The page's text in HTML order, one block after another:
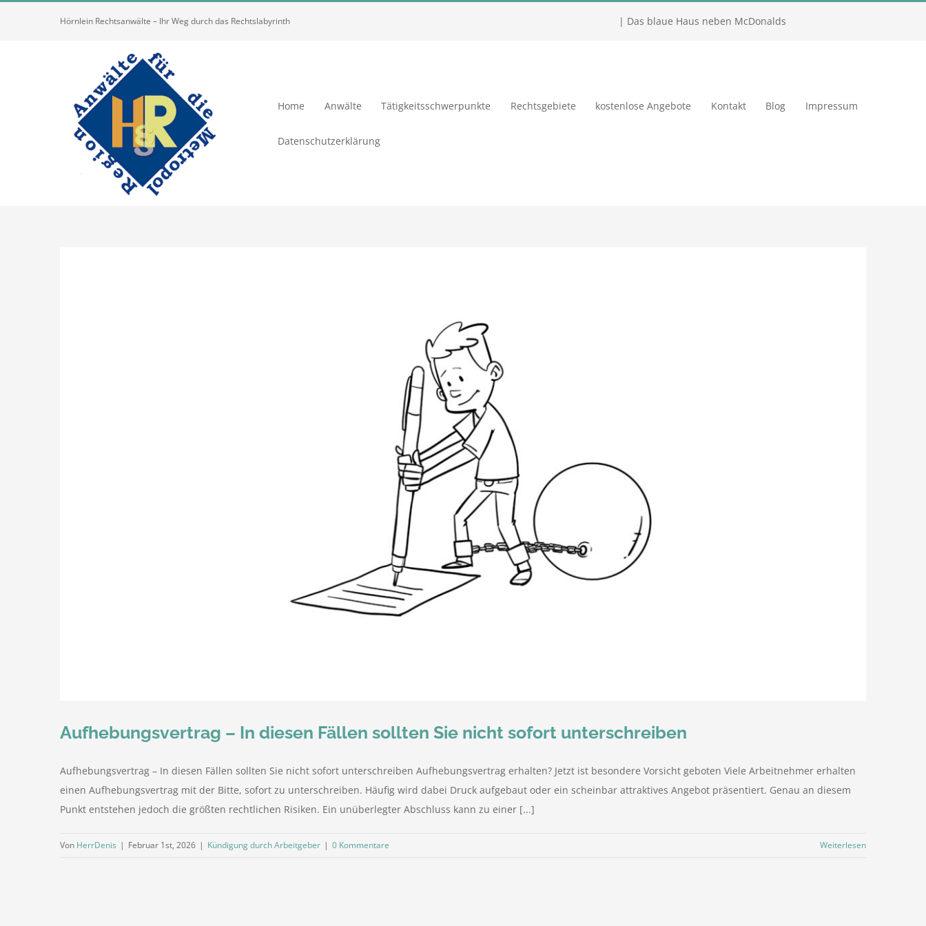
Hörnlein Rechtsanwälte – Ihr Weg durch das Rechtslabyrinth | Das blaue Haus neben McDonalds
Home Anwälte Tätigkeitsschwerpunkte Rechtsgebiete kostenlose Angebote Kontakt Blog Impressum
Datenschutzerklärung
Aufhebungsvertrag – In diesen Fällen sollten Sie nicht sofort unterschreiben
Aufhebungsvertrag – In diesen Fällen sollten Sie nicht sofort unterschreiben Aufhebungsvertrag erhalten? Jetzt ist besondere Vorsicht geboten Viele Arbeitnehmer erhalten
einen Aufhebungsvertrag mit der Bitte, sofort zu unterschreiben. Häufig wird dabei Druck aufgebaut oder ein scheinbar attraktives Angebot präsentiert. Genau an diesem
Punkt entstehen jedoch die größten rechtlichen Risiken. Ein unüberlegter Abschluss kann zu einer [...]
Von HerrDenis | Februar 1st, 2026 | Kündigung durch Arbeitgeber | 0 Kommentare Weiterlesen